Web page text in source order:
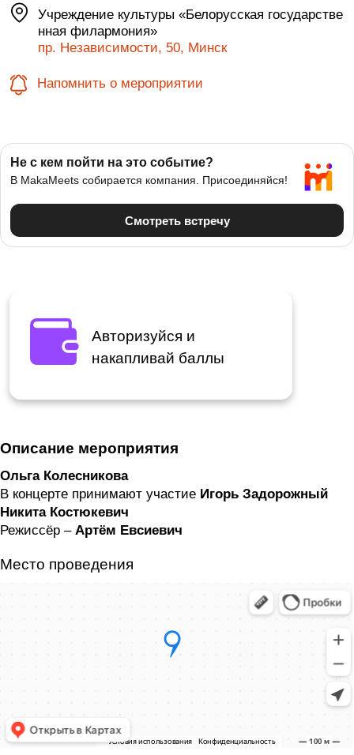
Учреждение культуры «Белорусская государстве
нная филармония»
пр. Независимости, 50, Минск
Напомнить о мероприятии
Авторизуйся и
накапливай баллы
Описание мероприятия
Ольга Колесникова
В концерте принимают участие Игорь Задорожный
Никита Костюкевич
Режиссёр – Артём Евсиевич
Место проведения